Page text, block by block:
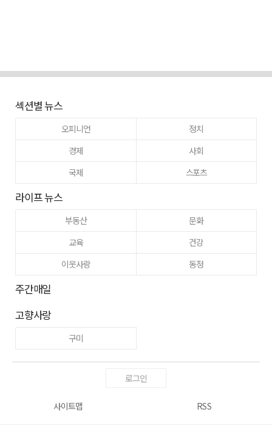
섹션별 뉴스
오피니언
정치
경제
사회
국제
스포츠
라이프 뉴스
부동산
문화
교육
건강
이웃사랑
동정
주간매일
고향사랑
구미
로그인
사이트맵 RSS